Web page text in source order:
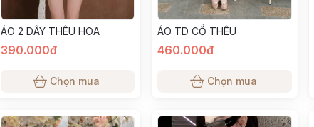
ÁO 2 DÂY THÊU HOA
390.000đ
Chọn mua
ÁO TD CỔ THÊU
460.000đ
Chọn mua